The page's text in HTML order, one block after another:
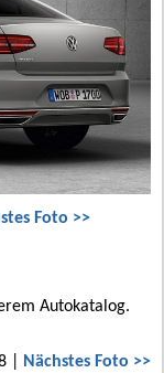
Foto >>
Autokatalog.
| Nächstes Foto >>